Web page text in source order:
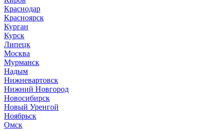
Краснодар
Красноярск
Курган
Курск
Липецк
Москва
Мурманск
Надым
Нижневартовск
Нижний Новгород
Новосибирск
Новый Уренгой
Ноябрьск
Омск